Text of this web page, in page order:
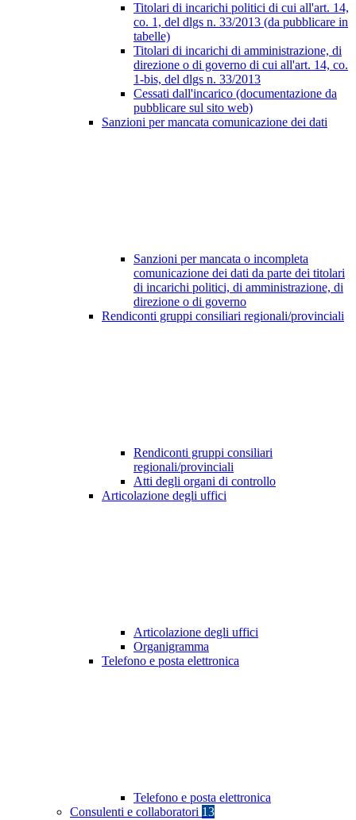
Titolari di incarichi politici di cui all'art. 14,
co. 1, del dlgs n. 33/2013 (da pubblicare in
tabelle)
Titolari di incarichi di amministrazione, di
direzione o di governo di cui all'art. 14, co.
1-bis, del dlgs n. 33/2013
Cessati dall'incarico (documentazione da
pubblicare sul sito web)
Sanzioni per mancata comunicazione dei dati
Sanzioni per mancata o incompleta
comunicazione dei dati da parte dei titolari
di incarichi politici, di amministrazione, di
direzione o di governo
Rendiconti gruppi consiliari regionali/provinciali
Rendiconti gruppi consiliari
regionali/provinciali
Atti degli organi di controllo
Articolazione degli uffici
Articolazione degli uffici
Organigramma
Telefono e posta elettronica
Telefono e posta elettronica
Consulenti e collaboratori 13